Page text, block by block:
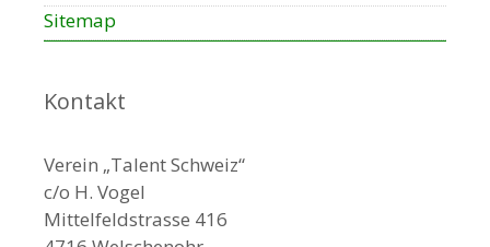
N
a
Sitemap
Kontakt
Verein „Talent Schweiz“
c/o H. Vogel
Mittelfeldstrasse 416